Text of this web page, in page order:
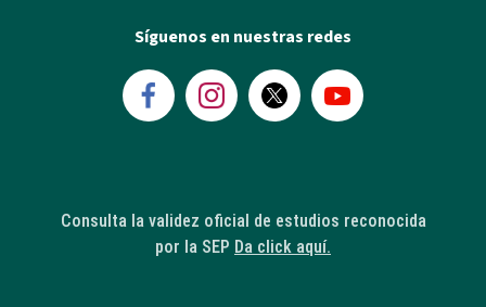
Síguenos en nuestras redes
Consulta la validez oficial de estudios reconocida
por la SEP Da click aquí.